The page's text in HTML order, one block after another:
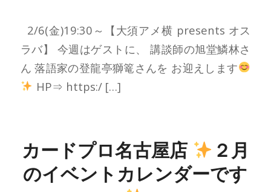
2/6(金)19:30～【大須アメ横 presents オス
ラバ】 今週はゲストに、 講談師の旭堂鱗林さ
ん 落語家の登龍亭獅篭さんを お迎えします
HP⇒ https:/ […]
カードプロ名古屋店
２月
のイベントカレンダーです